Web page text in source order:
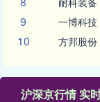
9 一博科技
10 方邦股份
沪深京行情 实